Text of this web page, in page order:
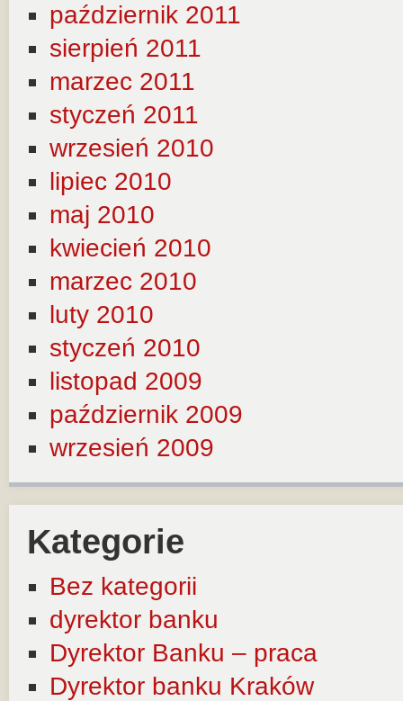
październik 2011
sierpień 2011
marzec 2011
styczeń 2011
wrzesień 2010
lipiec 2010
maj 2010
kwiecień 2010
marzec 2010
luty 2010
styczeń 2010
listopad 2009
październik 2009
wrzesień 2009
Kategorie
Bez kategorii
dyrektor banku
Dyrektor Banku – praca
Dyrektor banku Kraków